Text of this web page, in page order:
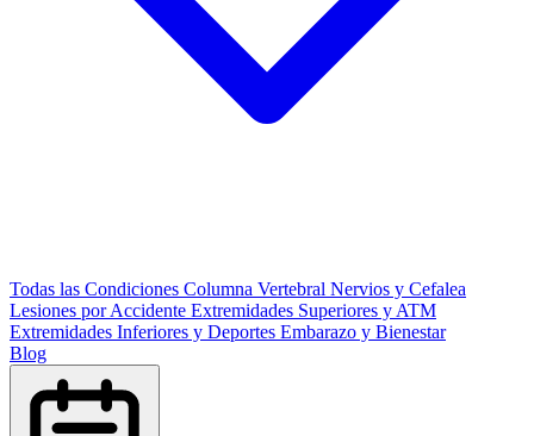
Todas las Condiciones Columna Vertebral Nervios y Cefalea
Lesiones por Accidente Extremidades Superiores y ATM
Extremidades Inferiores y Deportes Embarazo y Bienestar
Blog